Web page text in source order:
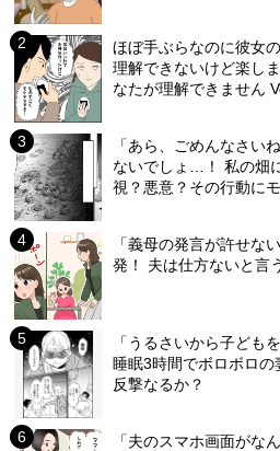
ほぼ手ぶらなのに彼女
理解できないけど楽し
なたが理解できません
「あら、ごめんなさい
ないでしょ…！ 私の畑
視？悪意？その行動に
「義母の発言が許せな
発！ 夫は仕方ないと言
「うるさいから子ども
睡眠3時間でボロボロ
反撃なるか？
「夫のスマホ画面がな